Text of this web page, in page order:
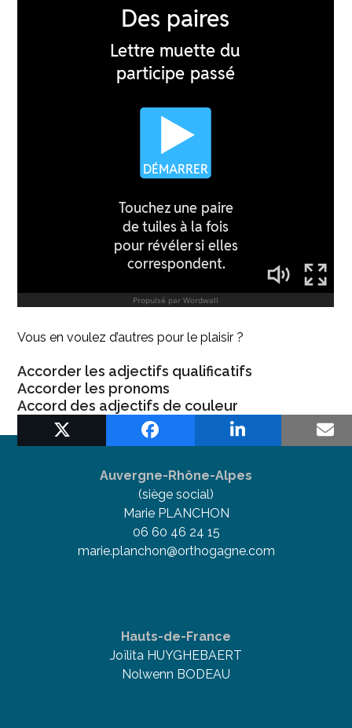
Vous en voulez d’autres pour le plaisir ?
Accorder les adjectifs qualificatifs
Accorder les pronoms
Accord des adjectifs de couleur
previous
post:
Accord des adjectifs de couleur
Auvergne-Rhône-Alpes
(siège social)
Marie PLANCHON
06 60 46 24 15
marie.planchon@orthogagne.com
Hauts-de-France
Joïlita HUYGHEBAERT
Nolwenn BODEAU